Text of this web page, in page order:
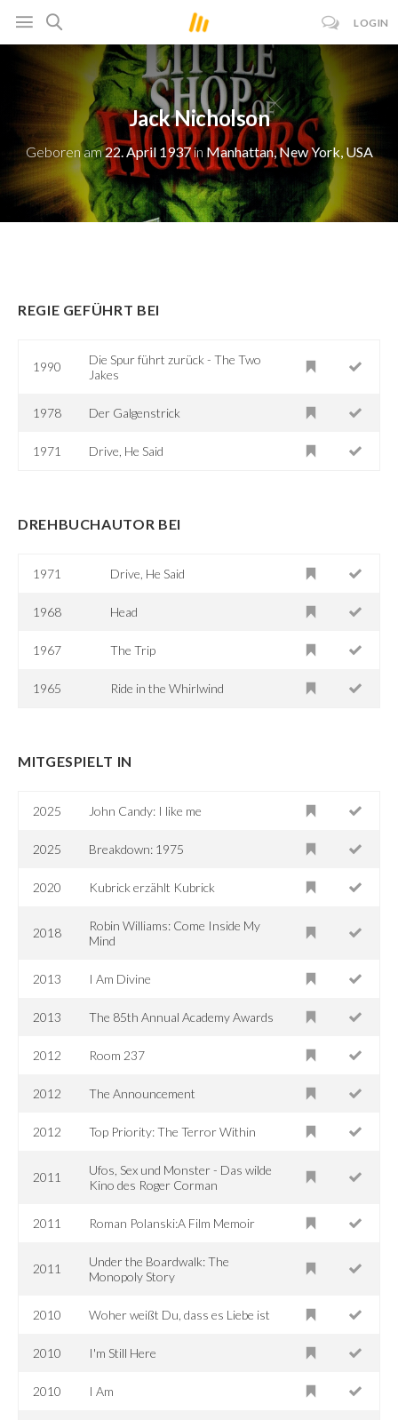
LOGIN
Jack Nicholson
Geboren am22. April 1937in Manhattan, New York, USA
REGIE GEFÜHRT BEI
1990
Die Spur führt zurück - The Two
Jakes
1978 Der Galgenstrick
1971 Drive, He Said
DREHBUCHAUTOR BEI
1971 Drive, He Said
1968 Head
1967 The Trip
1965 Ride in the Whirlwind
MITGESPIELT IN
2025 John Candy: I like me
2025 Breakdown: 1975
2020 Kubrick erzählt Kubrick
2018
Robin Williams: Come Inside My
Mind
2013 I Am Divine
2013 The 85th Annual Academy Awards
2012 Room 237
2012 The Announcement
2012 Top Priority: The Terror Within
2011
Ufos, Sex und Monster - Das wilde
Kino des Roger Corman
2011 Roman Polanski:A Film Memoir
2011
Under the Boardwalk: The
Monopoly Story
2010 Woher weißt Du, dass es Liebe ist
2010 I'm Still Here
2010 I Am